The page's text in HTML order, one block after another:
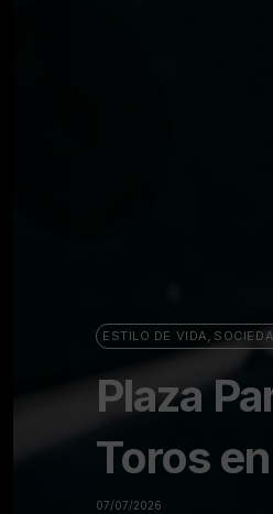
ESTILO DE VIDA ,
Plaza
Toros
07/07/2026